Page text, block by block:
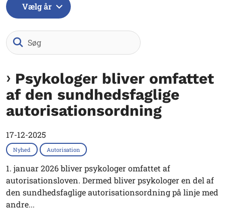
Vælg år
Psykologer bliver omfattet
af den sundhedsfaglige
autorisationsordning
17-12-2025
Nyhed Autorisation
1. januar 2026 bliver psykologer omfattet af
autorisationsloven. Dermed bliver psykologer en del af
den sundhedsfaglige autorisationsordning på linje med
andre...